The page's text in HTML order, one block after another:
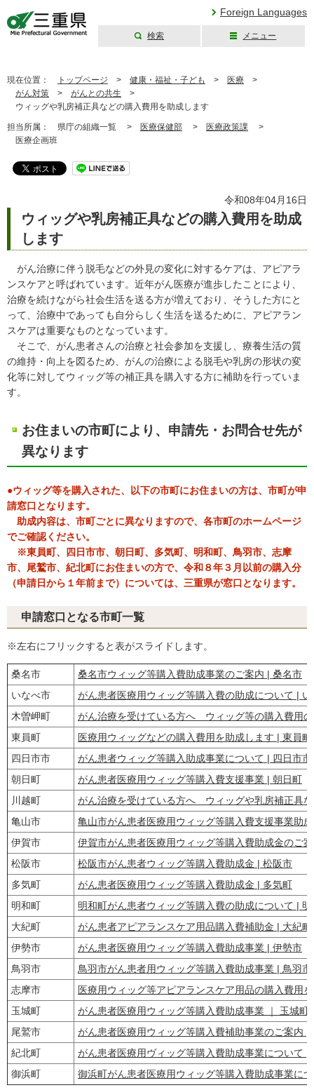
Foreign Languages
検索 メニュー
現在位置： トップページ > 健康・福祉・子ども > 医療 >
がん対策 > がんとの共生 >
ウィッグや乳房補正具などの購入費用を助成します
担当所属： 県庁の組織一覧 > 医療保健部 > 医療政策課 >
医療企画班
令和08年04月16日
ウィッグや乳房補正具などの購入費用を助成
します
がん治療に伴う脱毛などの外見の変化に対するケアは、アピアラ
ンスケアと呼ばれています。近年がん医療が進歩したことにより、
治療を続けながら社会生活を送る方が増えており、そうした方にと
って、治療中であっても自分らしく生活を送るために、アピアラン
スケアは重要なものとなっています。
そこで、がん患者さんの治療と社会参加を支援し、療養生活の質
の維持・向上を図るため、がんの治療による脱毛や乳房の形状の変
化等に対してウィッグ等の補正具を購入する方に補助を行っていま
す。
お住まいの市町により、申請先・お問合せ先が
異なります
●ウィッグ等を購入された、以下の市町にお住まいの方は、市町が申
請窓口となります。
助成内容は、市町ごとに異なりますので、各市町のホームページ
でご確認ください。
※東員町、四日市市、朝日町、多気町、明和町、鳥羽市、志摩
市、尾鷲市、紀北町にお住まいの方で、令和８年３月以前の購入分
（申請日から１年前まで）については、三重県が窓口となります。
申請窓口となる市町一覧
※左右にフリックすると表がスライドします。
桑名市
桑名市ウィッグ等購入費助成事業のご案内 | 桑名市
いなべ市
がん患者医療用ウィッグ等購入費の助成について |
木曽岬町
がん治療を受けている方へ ウィッグ等の購入費用
東員町
医療用ウィッグなどの購入費用を助成します | 東員町
四日市市
がん患者ウィッグ等購入助成事業について | 四日市市
朝日町
がん患者医療用ウィッグ等購入費支援事業 | 朝日町
川越町
がん治療を受けている方へ ウィッグや乳房補正具
亀山市
亀山市がん患者医療用ウィッグ等購入費支援事業助
伊賀市
伊賀市がん患者医療用ウィッグ等購入費助成金のご
松阪市
松阪市がん患者ウィッグ等購入費助成金 | 松阪市
多気町
がん患者医療用ウィッグ等購入費助成金 | 多気町
明和町
明和町がん患者ウィッグ等購入費の助成について | 明
大紀町
がん患者アピアランスケア用品購入費補助金 | 大紀町
伊勢市
がん患者医療用ウィッグ等購入費助成事業 | 伊勢市
鳥羽市
鳥羽市がん患者用ウィッグ等購入費助成事業 | 鳥羽市
志摩市
医療用ウィッグ等アピアランスケア用品の購入費用
玉城町
がん患者医療用ウィッグ等購入費助成事業 ｜ 玉城町
尾鷲市
がん患者医療用ウィッグ等購入費補助事業のご案内 |
紀北町
がん患者医療用ヴィッグ等購入費助成事業について |
御浜町
御浜町がん患者医療用ウィッグ等購入費助成事業に